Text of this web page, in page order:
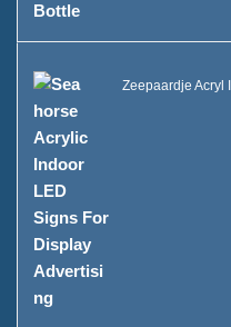
Zeepaardje Acryl